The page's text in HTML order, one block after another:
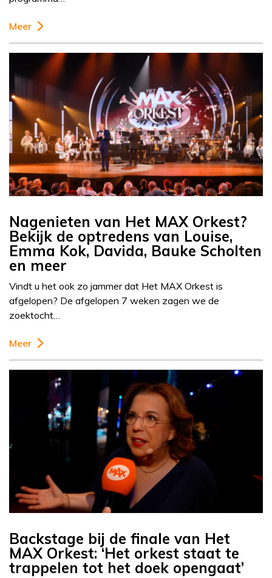
Meer
Nagenieten van Het MAX Orkest?
Bekijk de optredens van Louise,
Emma Kok, Davida, Bauke Scholten
en meer
Vindt u het ook zo jammer dat Het MAX Orkest is
afgelopen? De afgelopen 7 weken zagen we de
zoektocht…
Meer
Backstage bij de finale van Het
MAX Orkest: ‘Het orkest staat te
trappelen tot het doek opengaat’